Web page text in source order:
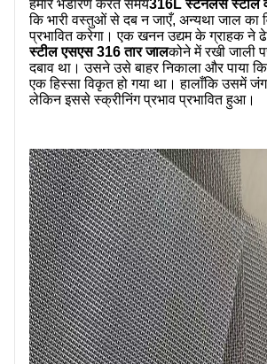
हमारे भंडारण करते समय316L स्टेनलेस स्टील
कि भारी वस्तुओं से दब न जाएँ, अन्यथा जाल का
प्रभावित करेगा। एक खनन उद्यम के ग्राहक ने
स्टील एसएस 316 तार जालकोने में रखी जाली
दबाव था। उसने उसे बाहर निकाला और पाया
एक हिस्सा विकृत हो गया था। हालाँकि उसमें
लेकिन इससे स्क्रीनिंग प्रभाव प्रभावित हुआ।